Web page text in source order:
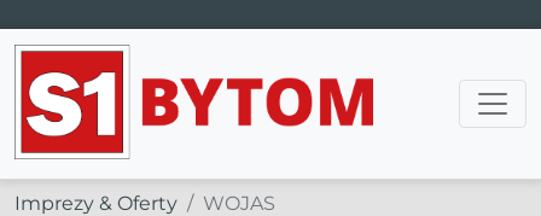
Main Navigation
Imprezy & Oferty WOJAS